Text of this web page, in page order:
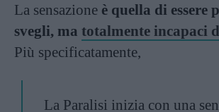
La sensazione è quella di essere
svegli, ma totalmente incapaci
Più specificatamente,
La Paralisi inizia con una